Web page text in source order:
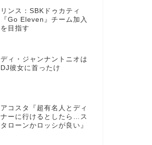
リンス：SBKドゥカティ
『Go Eleven』チーム加入
を目指す
ディ・ジャンナントニオは
DJ彼女に首ったけ
アコスタ『超有名人とディ
ナーに行けるとしたら…ス
タローンかロッシが良い』